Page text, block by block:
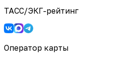
ТАСС/ЭКГ-рейтинг
Оператор карты